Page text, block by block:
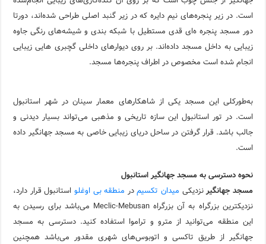
است. در زیر پنجره‌های نیم دایره که در زیر گنبد اصلی طراحی شده‌اند، دورتا
دور مسجد پنجره ه‌ای قدی مستطیل با شبکه بندی و شیشه‌های رنگی جاوه
زیبایی به داخل مسجد داده‌اند. بر روی دیوارهای داخلی گچبری هایی زیبایی
انجام شده است مخصوص در اطراف پنجره‌ها مسجد.
به‌طورکلی این مسجد یکی از شاهکارهای معمار سینان در شهر استانبول
است. در تور استانبول این سازه تاریخی و مذهبی می‌تواند بسیار دیدنی و
جالب باشد. قرار گرفتن در ساحل دریای زیبایی خاصی به مسجد جهانگیر داده
است.
نحوه دسترسی به مسجد جهانگیر استانبول
مسجد جهانگیرنزدیکی میدان تکسیمدر منطقه بی اوغلواستانبول قرار دارد،
نزدیکترین بزرگراه به آن بزرگراه Meclic-Mebusan می‌باشد برای رسیدن به
این منطقه می‌توانید از مترو و تراموا استفاده کنید. دسترسی به مسجد
جهانگیر از طریق تاکسی و اتوبوس‌های شهری مقدور می‌باشد همچنین